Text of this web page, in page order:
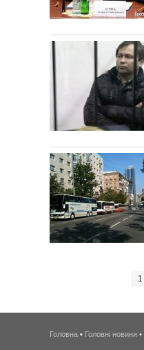
1
Головна • Головні новини •